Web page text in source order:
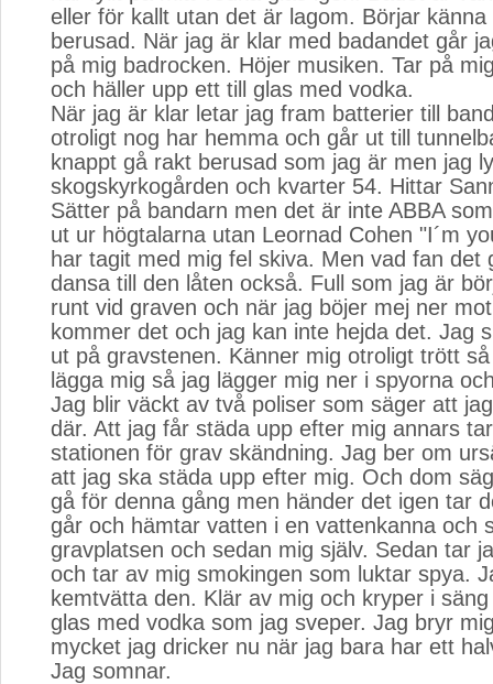
eller för kallt utan det är lagom. Börjar känna
berusad. När jag är klar med badandet går
på mig badrocken. Höjer musiken. Tar på
och häller upp ett till glas med vodka.
När jag är klar letar jag fram batterier till
otroligt nog har hemma och går ut till
knappt gå rakt berusad som jag är men jag
skogskyrkogården och kvarter 54. Hittar
Sätter på bandarn men det är inte ABBA
ut ur högtalarna utan Leornad Cohen "I´m
har tagit med mig fel skiva. Men vad fan det
dansa till den låten också. Full som jag är
runt vid graven och när jag böjer mej ner
kommer det och jag kan inte hejda det. Jag
ut på gravstenen. Känner mig otroligt trött
lägga mig så jag lägger mig ner i spyorna
Jag blir väckt av två poliser som säger att
där. Att jag får städa upp efter mig annars
stationen för grav skändning. Jag ber om
att jag ska städa upp efter mig. Och dom
gå för denna gång men händer det igen tar
går och hämtar vatten i en vattenkanna och
gravplatsen och sedan mig själv. Sedan tar
och tar av mig smokingen som luktar spya.
kemtvätta den. Klär av mig och kryper i
glas med vodka som jag sveper. Jag bryr
mycket jag dricker nu när jag bara har ett
Jag somnar.